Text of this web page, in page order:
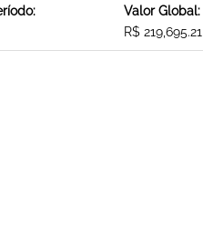
Valor Global:
R$ 219,695.21